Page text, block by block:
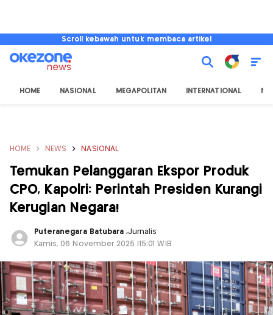
Scroll kebawah untuk membaca artikel
HOME NASIONAL MEGAPOLITAN INTERNATIONAL
HOME NEWS NASIONAL
Temukan Pelanggaran Ekspor Produk
CPO, Kapolri: Perintah Presiden Kurangi
Kerugian Negara!
Puteranegara Batubara,Jurnalis
Kamis, 06 November 2025 |15:01 WIB